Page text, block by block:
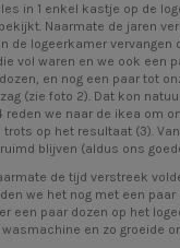
in 1 enkel kastje op de
Naarmate de jaren
de logeerkamer vervangen
vol waren en we ook een
en nog een paar tot
(zie foto 2). Dat kon
reden we naar de ikea om
trots op het resultaat (3).
blijven (aldus ons
de tijd verstreek
we het nog met een
een paar dozen op het
en zo groeide